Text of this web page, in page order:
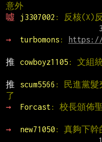
意外
噓
j3307002 : 反核(X)
→
turbomons :
https://
推
cowboyz1105 : 文組
推
scum5566 : 民進黨髮
了
→
Forcast : 校長頒佈
→
new71050 : 真夠下幹